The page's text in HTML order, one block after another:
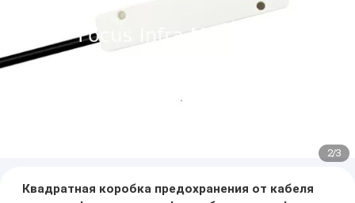
2/3
Квадратная коробка предохранения от кабеля